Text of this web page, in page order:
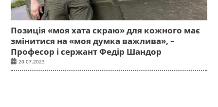
Позиція «моя хата скраю» для кожного має
змінитися на «моя думка важлива», –
Професор і сержант Федір Шандор
20.07.2023